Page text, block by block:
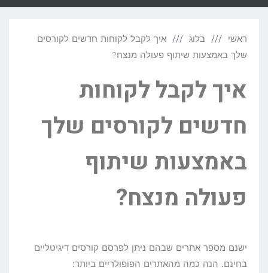
ראשי בלוג
איך לקבל לקוחות חדשים לקורסים
שלך באמצעות שיתוף פעולה מנצח?
איך לקבל לקוחות
חדשים לקורסים שלך
באמצעות שיתוף
פעולה מנצח?
ישנם מספר אתרים שבהם ניתן לפרסם קורסים דיגיטליים
בחינם. הנה כמה מהאתרים הפופולריים ביותר: